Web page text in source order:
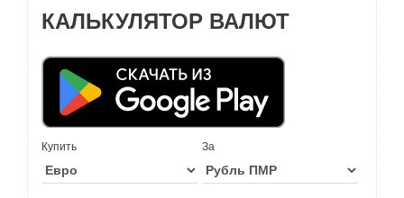
КАЛЬКУЛЯТОР ВАЛЮТ
Купить За